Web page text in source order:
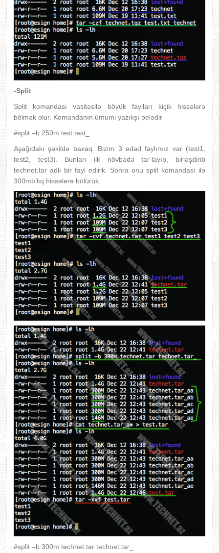
-Split
Split komandası vasitəsilə böyük faylları kiçik hissələrə
bölmək olur. Komandanın ümumi yazılışı belədir
#split –b 250m test test_
Aşağıdakı şəkildə baxaq. Bizim 3 ədəd faylımız var (test1,
test2, test3). Bunları ilk növbədə tar’layıb, birləşdirib
technet.tar adlı bir fayl edirik. Sonra onu split komandası ilə
300mb’lıq hissələrə bölürük.
#split –b 300m technet.tar technet.tar_